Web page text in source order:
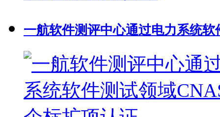
一航软件测评中心通过电力系统